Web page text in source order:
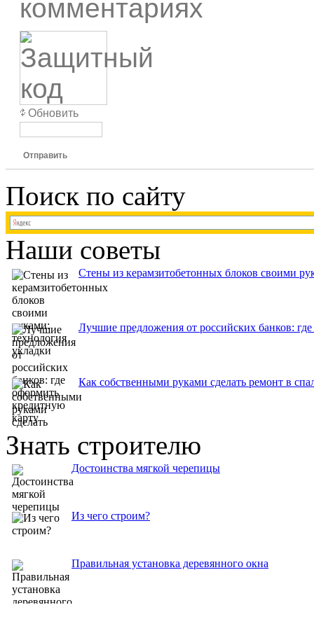
комментариях
Обновить
Отправить
Поиск по сайту
Наши советы
Стены из керамзитобетонных блоков своими
Лучшие предложения от российских банков:
Как собственными руками сделать ремонт в
Знать строителю
Достоинства мягкой черепицы
Из чего строим?
Правильная установка деревянного окна